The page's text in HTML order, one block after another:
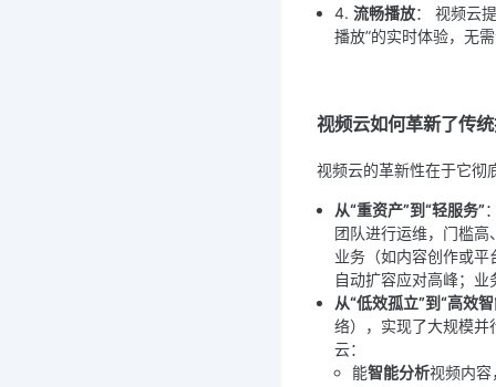
4. 流畅播放： 视频云
播放”的实时体验，无
视频云如何革新了传
视频云的革新性在于它彻
从“重资产”到“轻服务”
团队进行运维，门槛高
业务（如内容创作或
自动扩容应对高峰；
从“低效孤立”到“高效
络），实现了大规模并
云：
能智能分析视频内容